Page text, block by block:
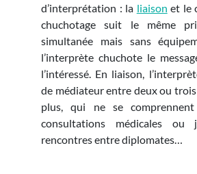
d’interprétation : la liaison et le
chuchotage suit le même
simultanée mais sans
l’interprète chuchote le
l’intéressé. En liaison,
de médiateur entre deux ou
plus, qui ne se
consultations médicales ou
rencontres entre diplomates…